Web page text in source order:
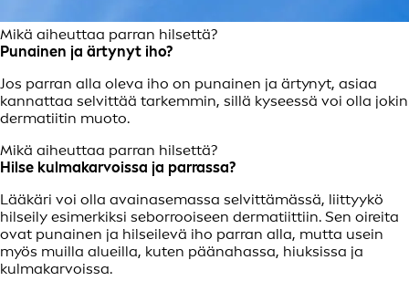
Mikä aiheuttaa parran hilsettä?
Punainen ja ärtynyt iho?
Jos parran alla oleva iho on punainen ja ärtynyt, asiaa
kannattaa selvittää tarkemmin, sillä kyseessä voi olla jokin
dermatiitin muoto.
Mikä aiheuttaa parran hilsettä?
Hilse kulmakarvoissa ja parrassa?
Lääkäri voi olla avainasemassa selvittämässä, liittyykö
hilseily esimerkiksi seborrooiseen dermatiittiin. Sen oireita
ovat punainen ja hilseilevä iho parran alla, mutta usein
myös muilla alueilla, kuten päänahassa, hiuksissa ja
kulmakarvoissa.